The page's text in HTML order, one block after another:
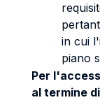
in cui
piano
Per
al termine